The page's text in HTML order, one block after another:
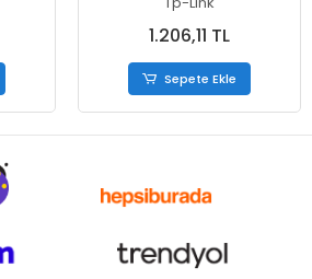
DUAL BAND KABLOSUZ
ROUTER
1.206,11 TL
Sepete Ekle